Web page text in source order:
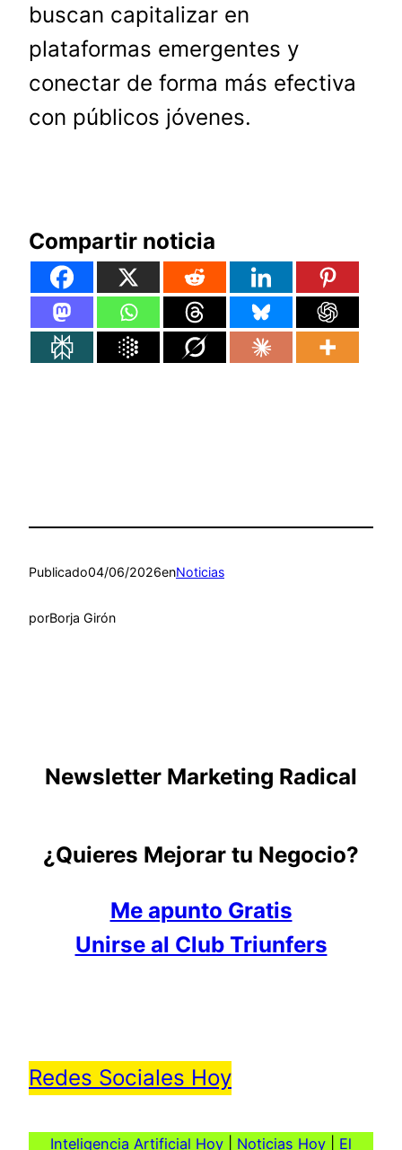
buscan capitalizar en
plataformas emergentes y
conectar de forma más efectiva
con públicos jóvenes.
Compartir noticia
Publicado04/06/2026enNoticias
porBorja Girón
Newsletter Marketing Radical
¿Quieres Mejorar tu Negocio?
Me apunto Gratis
Unirse al Club Triunfers
Redes Sociales Hoy
Inteligencia Artificial Hoy Noticias Hoy El